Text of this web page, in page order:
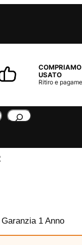
USATO
Ritiro e
1 Anno